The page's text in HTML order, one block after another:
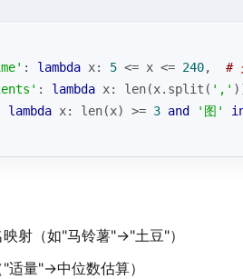
: lambda x: 5 <= x <= 240, #
: lambda x: len(x.split( ','
lambda x: len(x) >= 3 and '图'
射（如"马铃薯"→"土豆"）
适量"→中位数估算）